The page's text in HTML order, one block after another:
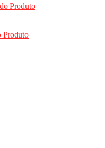
Produto
Produto